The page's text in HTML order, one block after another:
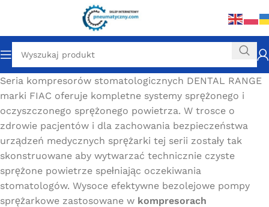
Seria kompresorów stomatologicznych DENTAL RANGE
marki FIAC oferuje kompletne systemy sprężonego i
oczyszczonego sprężonego powietrza. W trosce o
zdrowie pacjentów i dla zachowania bezpieczeństwa
urządzeń medycznych sprężarki tej serii zostały tak
skonstruowane aby wytwarzać technicznie czyste
sprężone powietrze spełniając oczekiwania
stomatologów. Wysoce efektywne bezolejowe pompy
sprężarkowe zastosowane w kompresorach